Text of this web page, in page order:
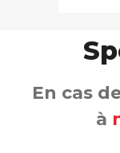
En cas
à